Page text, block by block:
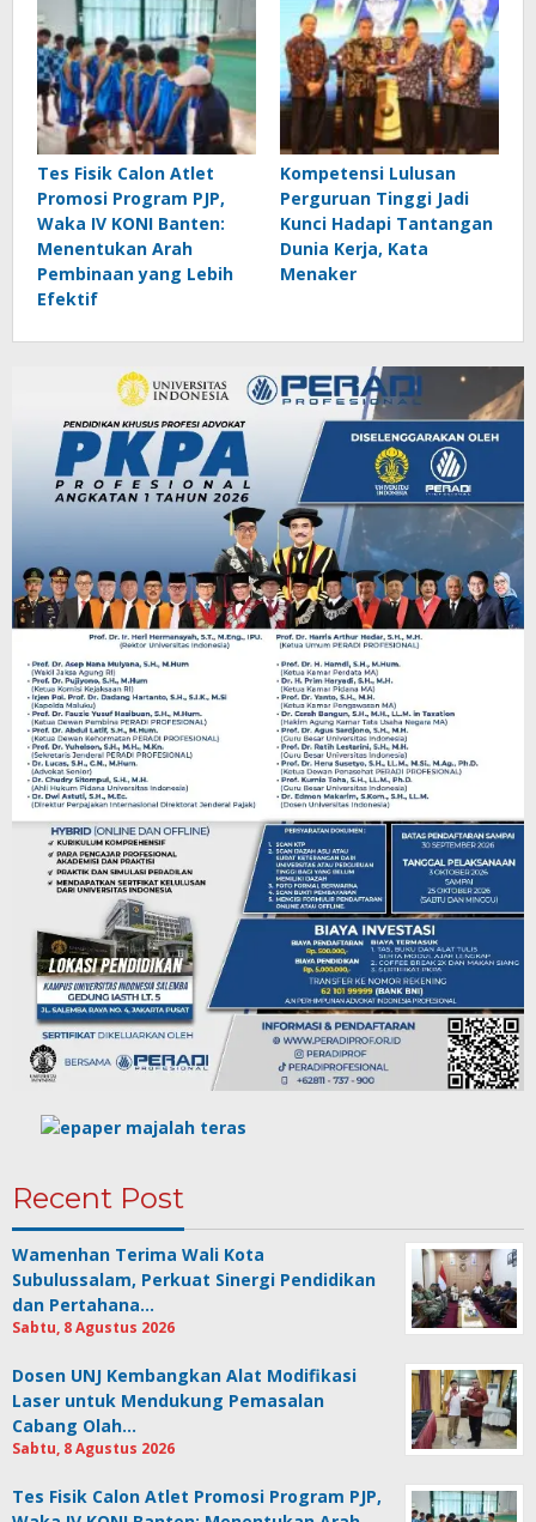
Tes Fisik Calon Atlet
Promosi Program PJP,
Waka IV KONI Banten:
Menentukan Arah
Pembinaan yang Lebih
Efektif
Kompetensi Lulusan
Perguruan Tinggi Jadi
Kunci Hadapi Tantangan
Dunia Kerja, Kata
Menaker
Recent Post
Wamenhan Terima Wali Kota
Subulussalam, Perkuat Sinergi Pendidikan
dan Pertahana…
Sabtu, 8 Agustus 2026
Dosen UNJ Kembangkan Alat Modifikasi
Laser untuk Mendukung Pemasalan
Cabang Olah…
Sabtu, 8 Agustus 2026
Tes Fisik Calon Atlet Promosi Program PJP,